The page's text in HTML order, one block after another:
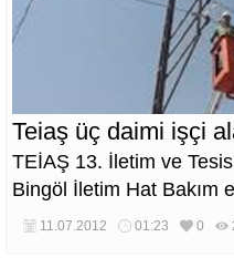
Teiaş üç daimi işçi
TEİAŞ 13. İletim ve
Bingöl İletim Hat Bakım
11.07.2012 01:23 0